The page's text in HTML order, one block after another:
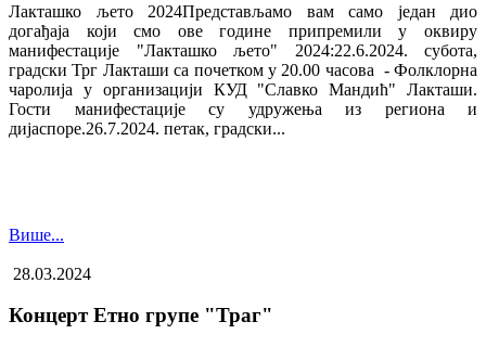
Лакташко љето 2024Представљамо вам само један дио
догађаја који смо ове године припремили у оквиру
манифестације "Лакташко љето" 2024:22.6.2024. субота,
градски Трг Лакташи са почетком у 20.00 часова - Фолклорна
чаролија у организацији КУД "Славко Мандић" Лакташи.
Гости манифестације су удружења из региона и
дијаспоре.26.7.2024. петак, градски...
Више...
28.03.2024
Концерт Етно групе "Траг"